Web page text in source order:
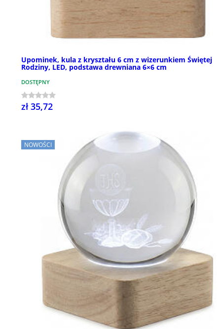
Upominek, kula z kryształu 6 cm z wizerunkiem Świętej
Rodziny, LED, podstawa drewniana 6×6 cm
DOSTĘPNY
zł 35,72
NOWOŚCI